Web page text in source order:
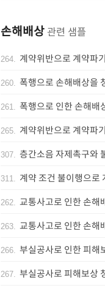
손해배상 관련 샘플
264. 계약위반으로 계약파
260. 폭행으로 손해배상을
261. 폭행으로 인한 손해배
265. 계약위반으로 계약파
307. 층간소음 자제촉구와
311. 계약 조건 불이행으로
262. 교통사고로 인한 손해
263. 교통사고로 인한 손해
266. 부실공사로 인한 피해
267. 부실공사로 피해보상